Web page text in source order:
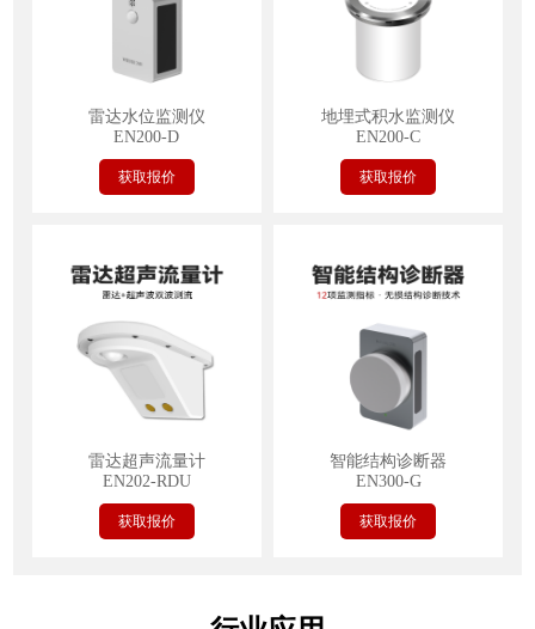
雷达水位监测仪
EN200-D
获取报价
地埋式积水监测仪
EN200-C
获取报价
雷达超声流量计
EN202-RDU
获取报价
智能结构诊断器
EN300-G
获取报价